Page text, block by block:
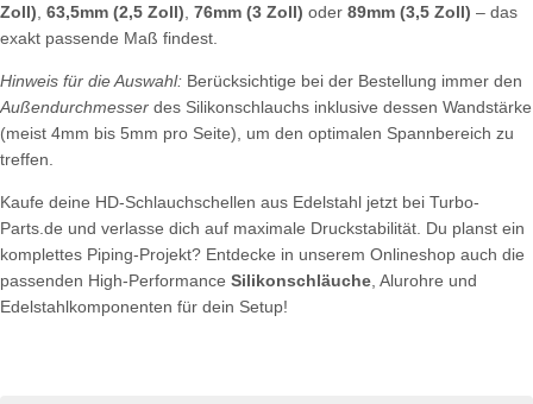
Zoll) 63,5mm (2,5 Zoll) 76mm (3 Zoll) oder 89mm (3,5 Zoll) – das
exakt passende Maß findest.
Hinweis für die Auswahl: Berücksichtige bei der Bestellung immer den
Außendurchmesser des Silikonschlauchs inklusive dessen Wandstärke
(meist 4mm bis 5mm pro Seite), um den optimalen Spannbereich zu
treffen.
Kaufe deine HD-Schlauchschellen aus Edelstahl jetzt bei Turbo-
Parts.de und verlasse dich auf maximale Druckstabilität. Du planst ein
komplettes Piping-Projekt? Entdecke in unserem Onlineshop auch die
passenden High-Performance Silikonschläuche , Alurohre und
Edelstahlkomponenten für dein Setup!